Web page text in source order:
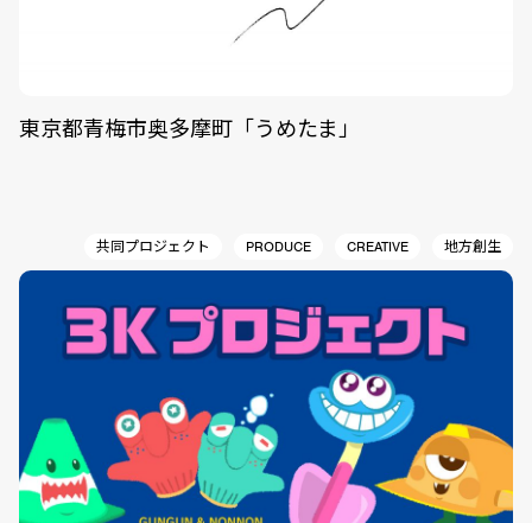
東京都青梅市奥多摩町「うめたま」
共同プロジェクト PRODUCE CREATIVE 地方創生